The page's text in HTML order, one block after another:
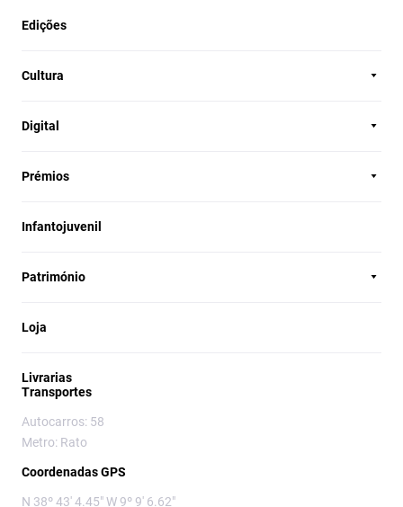
Edições
Cultura
Digital
Prémios
Infantojuvenil
Património
Loja
Livrarias
Transportes
Autocarros: 58
Metro: Rato
Coordenadas GPS
N 38º 43' 4.45" W 9º 9' 6.62"